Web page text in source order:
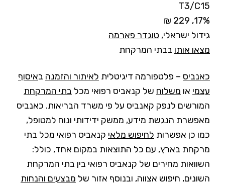
T3/C15
17%, 229 ₪
גידול ישראלי, טוגדר פארמה
מצאו אותו בבתי המרקחת
כאנביס – פלטפורמה דיגיטלית לאיתור והזמנה באיסוף
עצמי או משלוח של קנאביס רפואי מכל בתי המרקחת
המורשים לנפק קאנביס על פי משרד הבריאות. כאנביס
מאפשרת הנגשת מידע, ממשק ידידותי ונוח למטופל,
כמו כן אפשרות לחיפוש מלאי קנאביס רפואי מכל בתי
מרקחת בארץ, עם כל התוצאות במקום אחד, כולל:
השוואות מחירים של קנאביס רפואי בין בתי המרקחת
השונים, חיפוש אצווה, ובנוסף אזור של מבצעים והנחות